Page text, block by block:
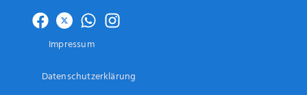
Impressum
Datenschutzerklärung